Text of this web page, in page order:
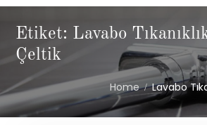
Etiket: Lavabo
Çeltik
Home Lavabo